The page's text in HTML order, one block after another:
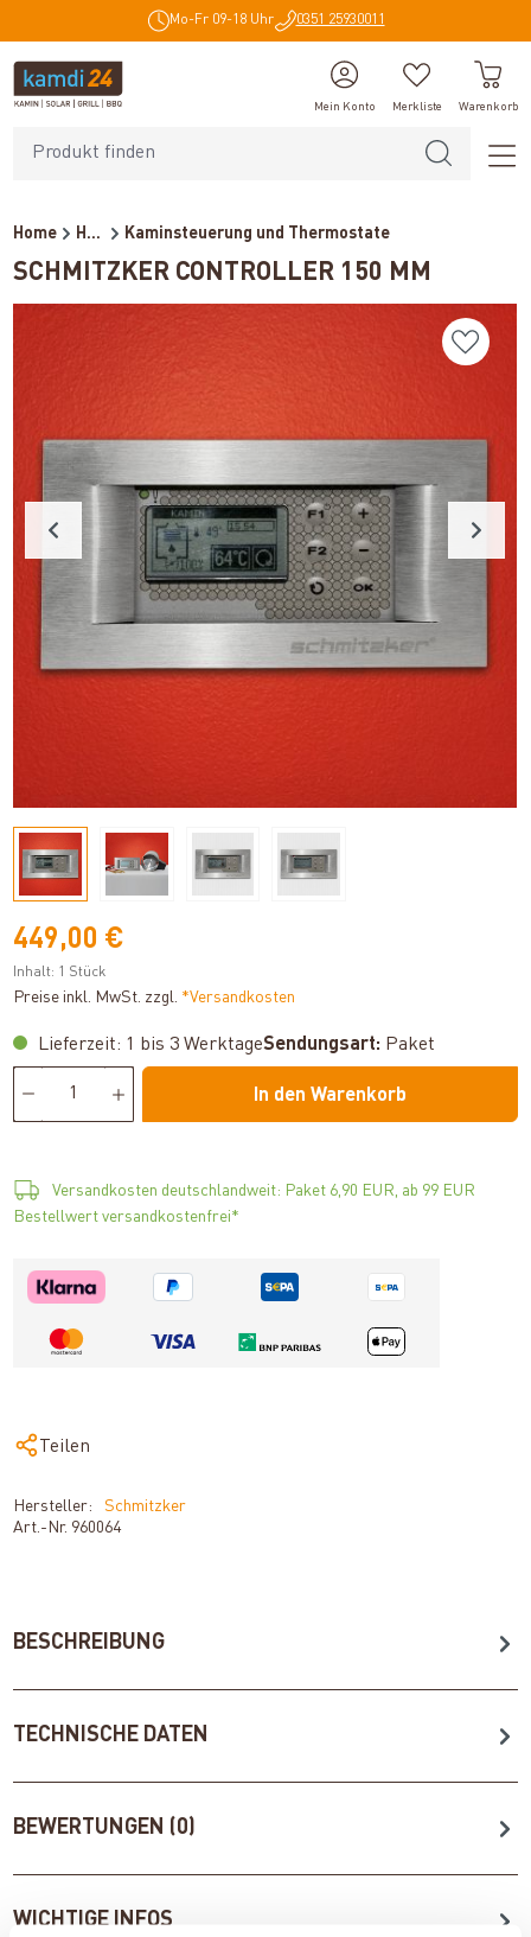
Mo-Fr 09-18 Uhr 0351 25930011
Mein Konto Merkliste Warenkorb
Home Heiztechnik Kaminsteuerung und Thermostate
SCHMITZKER CONTROLLER 150 MM
449,00 €
Inhalt: 1 Stück
Preise inkl. MwSt. zzgl. *Versandkosten
Lieferzeit: 1 bis 3 WerktageSendungsart: Paket
In den Warenkorb
Versandkosten deutschlandweit: Paket 6,90 EUR, ab 99 EUR
Bestellwert versandkostenfrei*
Teilen
Hersteller:
Schmitzker
Art.-Nr. 960064
BESCHREIBUNG
TECHNISCHE DATEN
BEWERTUNGEN (0)
WICHTIGE INFOS